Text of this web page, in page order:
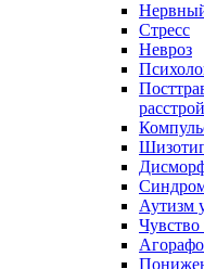
Стресс
Невроз
Аутизм